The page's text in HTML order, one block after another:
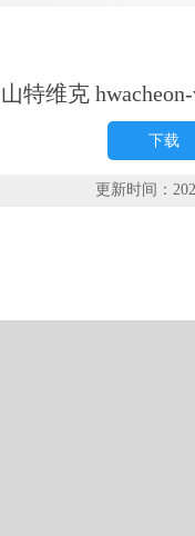
山特维克
下载
更新时间：